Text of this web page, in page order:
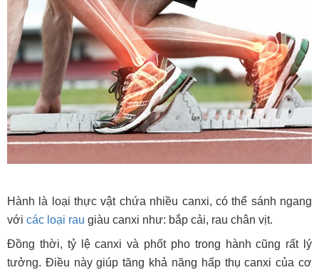
Hành là loại thực vật chứa nhiều canxi, có thể sánh ngang
với các loại rau giàu canxi như: bắp cải, rau chân vịt.
Đồng thời, tỷ lệ canxi và phốt pho trong hành cũng rất lý
tưởng. Điều này giúp tăng khả năng hấp thụ canxi của cơ